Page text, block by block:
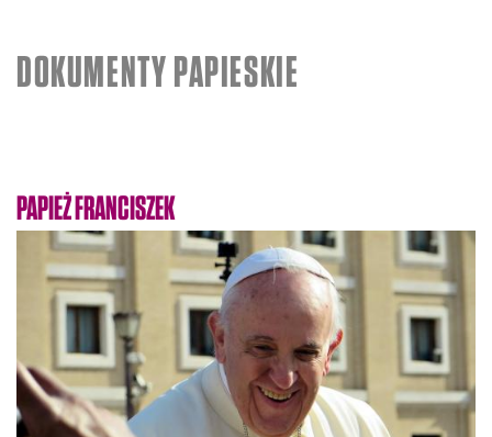
DOKUMENTY PAPIESKIE
PAPIEŻ FRANCISZEK